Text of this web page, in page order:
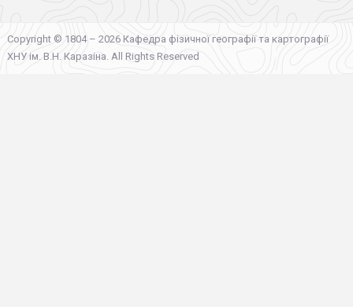
Copyright © 1804 – 2026 Кафедра фізичної географії та картографії
ХНУ ім. В.Н. Каразіна. All Rights Reserved